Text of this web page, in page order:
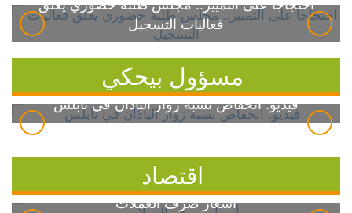
احتجاجاً على التمييز.. مجلس طلبة خضوري يعلق
فعاليات التسجيل
مسؤول بيحكي
فيديو: انخفاض نسبة زوار الباذان في نابلس
اقتصاد
أسعار صرف العملات